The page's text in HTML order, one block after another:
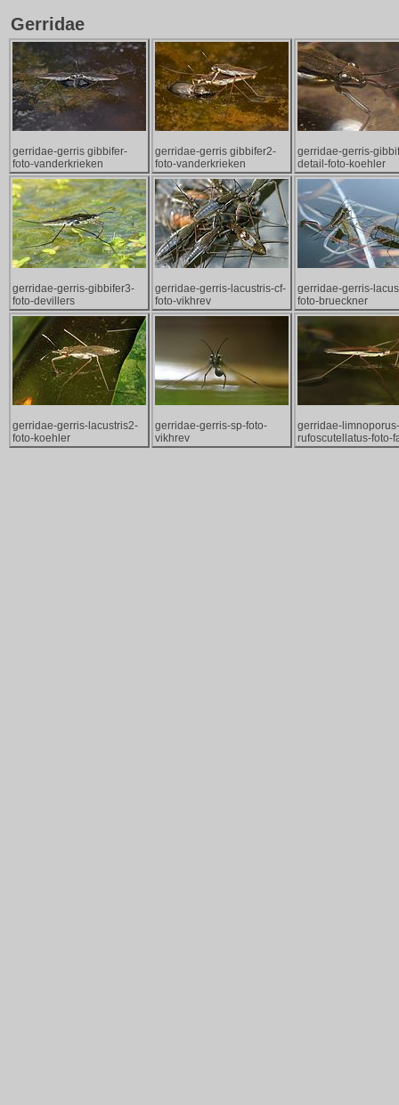
Gerridae
gerridae-gerris gibbifer-
foto-vanderkrieken
gerridae-gerris gibbifer2-
foto-vanderkrieken
gerridae-gerris-
detail-foto-koehler
gerridae-gerris-gibbifer3-
foto-devillers
gerridae-gerris-lacustris-cf-
foto-vikhrev
gerridae-gerris-
foto-brueckner
gerridae-gerris-lacustris2-
foto-koehler
gerridae-gerris-sp-foto-
vikhrev
gerridae-limnoporus-
rufoscutellatus-foto-